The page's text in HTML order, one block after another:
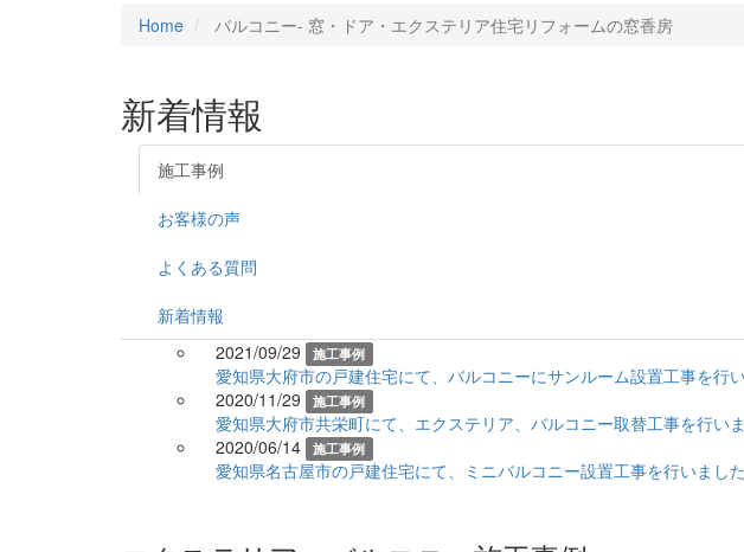
Home バルコニー‐ 窓・ドア・エクステリア住宅リフォームの窓香房
新着情報
施工事例
お客様の声
よくある質問
新着情報
2021/09/29
施工事例
愛知県大府市の戸建住宅にて、バルコニーにサンルーム設置工事を行
2020/11/29
施工事例
愛知県大府市共栄町にて、エクステリア、バルコニー取替工事を行い
2020/06/14
施工事例
愛知県名古屋市の戸建住宅にて、ミニバルコニー設置工事を行いまし